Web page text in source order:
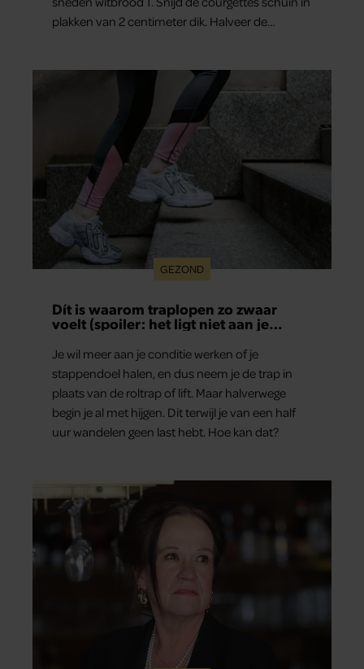
plakken van 2 centimeter dik. Halveer de
GEZOND
Dít is waarom traplopen zo zwaar
voelt (spoiler: het ligt niet aan je
Je wil meer aan je conditie werken of je
stappendoel halen, en dus neem je de trap in
plaats van de roltrap of lift. Maar halverwege
begin je al met hijgen. Dit terwijl je van een half
uur wandelen geen last hebt. Hoe kan dat?